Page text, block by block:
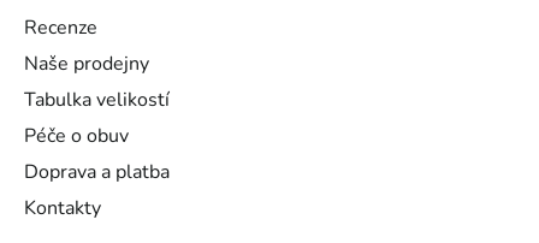
Recenze
Naše prodejny
Tabulka velikostí
Péče o obuv
Doprava a platba
Kontakty